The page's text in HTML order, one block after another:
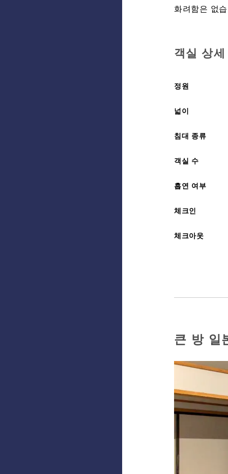
화려함은 없
객실 상세
정원
넓이
침대 종류
객실 수
흡연 여부
체크인
체크아웃
큰 방 일